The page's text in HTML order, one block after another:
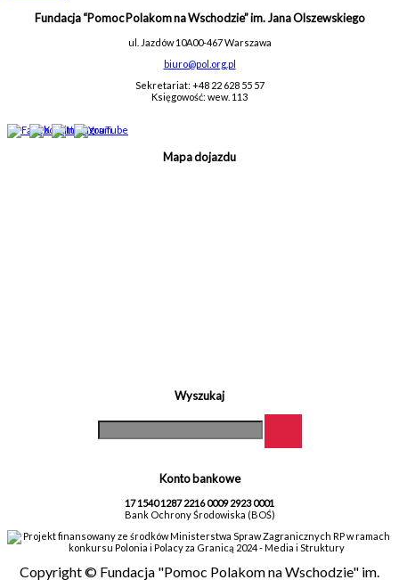
Fundacja “Pomoc Polakom na Wschodzie” im. Jana Olszewskiego
ul. Jazdów 10A00-467 Warszawa
biuro@pol.org.pl
Sekretariat: +48 22 628 55 57
Księgowość: wew. 113
Mapa dojazdu
Wyszukaj
Konto bankowe
17 1540 1287 2216 0009 2923 0001
Bank Ochrony Środowiska (BOŚ)
Projekt finansowany ze środków Ministerstwa Spraw Zagranicznych RP w ramach
konkursu Polonia i Polacy za Granicą 2024 - Media i Struktury
Copyright © Fundacja "Pomoc Polakom na Wschodzie" im.